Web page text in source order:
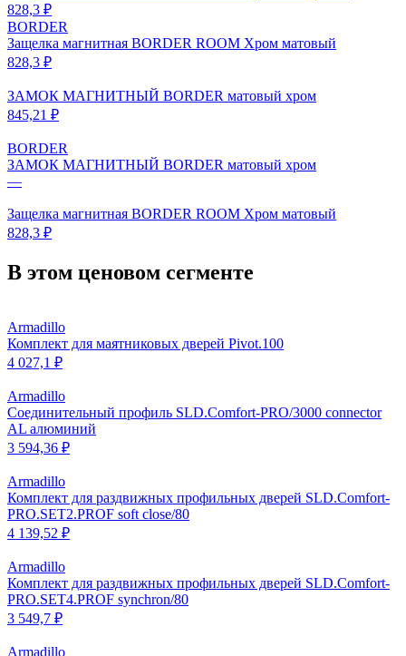
828,3 ₽
BORDER
Защелка магнитная BORDER ROOM Хром матовый
828,3 ₽
ЗАМОК МАГНИТНЫЙ BORDER матовый хром
845,21 ₽
BORDER
ЗАМОК МАГНИТНЫЙ BORDER матовый хром
—
Защелка магнитная BORDER ROOM Хром матовый
828,3 ₽
В этом ценовом сегменте
Armadillo
Комплект для маятниковых дверей Pivot.100
4 027,1 ₽
Armadillo
Соединительный профиль SLD.Comfort-PRO/3000 connector
AL алюминий
3 594,36 ₽
Armadillo
Комплект для раздвижных профильных дверей SLD.Comfort-
PRO.SET2.PROF soft close/80
4 139,52 ₽
Armadillo
Комплект для раздвижных профильных дверей SLD.Comfort-
PRO.SET4.PROF synchron/80
3 549,7 ₽
Armadillo